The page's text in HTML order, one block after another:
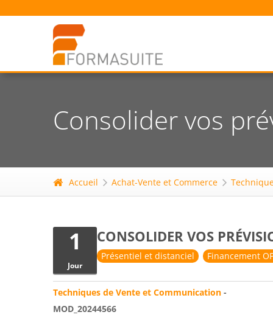
Consolider vos
Accueil Achat-Vente et Commerce
1
Jour
CONSOLIDER VOS
Présentiel et distanciel Financement
Techniques de Vente et Communication -
MOD_20244566